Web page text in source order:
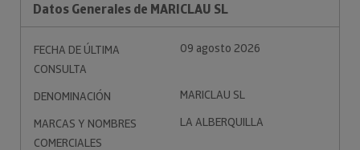
Datos Generales de MARICLAU SL
FECHA DE ÚLTIMA
CONSULTA
09 agosto 2026
DENOMINACIÓN
MARICLAU SL
MARCAS Y NOMBRES
COMERCIALES
LA ALBERQUILLA